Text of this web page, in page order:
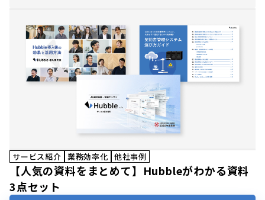
サービス紹介 業務効率化 他社事例
【人気の資料をまとめて】Hubbleがわかる資料
3点セット